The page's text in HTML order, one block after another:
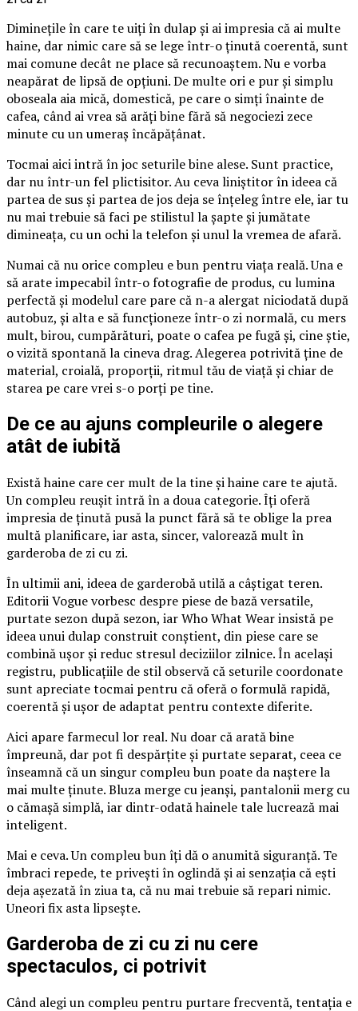
Diminețile în care te uiți în dulap și ai impresia că ai multe
haine, dar nimic care să se lege într-o ținută coerentă, sunt
mai comune decât ne place să recunoaștem. Nu e vorba
neapărat de lipsă de opțiuni. De multe ori e pur și simplu
oboseala aia mică, domestică, pe care o simți înainte de
cafea, când ai vrea să arăți bine fără să negociezi zece
minute cu un umeraș încăpățânat.
Tocmai aici intră în joc seturile bine alese. Sunt practice,
dar nu într-un fel plictisitor. Au ceva liniștitor în ideea că
partea de sus și partea de jos deja se înțeleg între ele, iar tu
nu mai trebuie să faci pe stilistul la șapte și jumătate
dimineața, cu un ochi la telefon și unul la vremea de afară.
Numai că nu orice compleu e bun pentru viața reală. Una e
să arate impecabil într-o fotografie de produs, cu lumina
perfectă și modelul care pare că n-a alergat niciodată după
autobuz, și alta e să funcționeze într-o zi normală, cu mers
mult, birou, cumpărături, poate o cafea pe fugă și, cine știe,
o vizită spontană la cineva drag. Alegerea potrivită ține de
material, croială, proporții, ritmul tău de viață și chiar de
starea pe care vrei s-o porți pe tine.
De ce au ajuns compleurile o alegere
atât de iubită
Există haine care cer mult de la tine și haine care te ajută.
Un compleu reușit intră în a doua categorie. Îți oferă
impresia de ținută pusă la punct fără să te oblige la prea
multă planificare, iar asta, sincer, valorează mult în
garderoba de zi cu zi.
În ultimii ani, ideea de garderobă utilă a câștigat teren.
Editorii Vogue vorbesc despre piese de bază versatile,
purtate sezon după sezon, iar Who What Wear insistă pe
ideea unui dulap construit conștient, din piese care se
combină ușor și reduc stresul deciziilor zilnice. În același
registru, publicațiile de stil observă că seturile coordonate
sunt apreciate tocmai pentru că oferă o formulă rapidă,
coerentă și ușor de adaptat pentru contexte diferite.
Aici apare farmecul lor real. Nu doar că arată bine
împreună, dar pot fi despărțite și purtate separat, ceea ce
înseamnă că un singur compleu bun poate da naștere la
mai multe ținute. Bluza merge cu jeanși, pantalonii merg cu
o cămașă simplă, iar dintr-odată hainele tale lucrează mai
inteligent.
Mai e ceva. Un compleu bun îți dă o anumită siguranță. Te
îmbraci repede, te privești în oglindă și ai senzația că ești
deja așezată în ziua ta, că nu mai trebuie să repari nimic.
Uneori fix asta lipsește.
Garderoba de zi cu zi nu cere
spectaculos, ci potrivit
Când alegi un compleu pentru purtare frecventă, tentația e